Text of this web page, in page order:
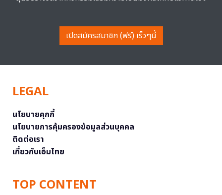
เปิดสมัครสมาชิก (ฟรี) เร็วๆนี้
LEGAL
นโยบายคุกกี้
นโยบายการคุ้มครองข้อมูลส่วนบุคคล
ติดต่อเรา
เกี่ยวกับเอ็มไทย
TOP CONTENT